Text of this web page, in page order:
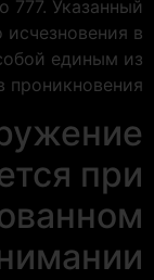
777. Указанный
исчезновения в
единым из
при